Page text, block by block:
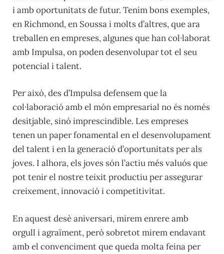
i amb oportunitats de futur. Tenim bons exemples,
en Richmond, en Soussa i molts d’altres, que ara
treballen en empreses, algunes que han col·laborat
amb Impulsa, on poden desenvolupar tot el seu
potencial i talent.
Per això, des d’Impulsa defensem que la
col·laboració amb el món empresarial no és només
desitjable, sinó imprescindible. Les empreses
tenen un paper fonamental en el desenvolupament
del talent i en la generació d’oportunitats per als
joves. I alhora, els joves són l’actiu més valuós que
pot tenir el nostre teixit productiu per assegurar
creixement, innovació i competitivitat.
En aquest desè aniversari, mirem enrere amb
orgull i agraïment, però sobretot mirem endavant
amb el convenciment que queda molta feina per